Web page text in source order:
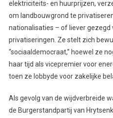
elektriciteits- en huurprijzen,
om landbouwgrond te
nationalisaties – of liever
privatiseringen. Ze stelt zich
“sociaaldemocraat,” hoewel ze
haar tijd als vicepremier voor
toen ze lobbyde voor zakelijke
Als gevolg van de wijdverbreide
de Burgerstandpartij van